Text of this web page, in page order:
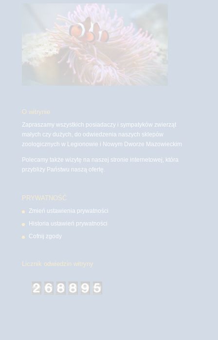
O witrynie
Zapraszamy wszystkich posiadaczy i sympatyków zwierząt
małych czy dużych, do odwiedzenia naszych sklepów
zoologicznych w Legionowie i Nowym Dworze Mazowieckim
Polecamy także wizytę na naszej stronie internetowej, która
przybliży Państwu naszą ofertę.
PRYWATNOŚĆ
Zmień ustawienia prywatności
Historia ustawień prywatności
Cofnij zgody
Licznik odwiedzin witryny